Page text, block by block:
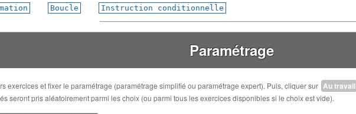
Boucle Instruction conditionnelle
Paramétrage
exercices et fixer le paramétrage (paramétrage simplifié ou paramétrage expert). Puis, cliquer sur Au travail
seront pris aléatoirement parmi les choix (ou parmi tous les exercices disponibles si le choix est vide).